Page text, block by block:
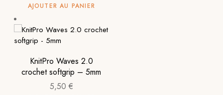
AJOUTER AU PANIER
KnitPro Waves 2.0
crochet softgrip – 5mm
5,50 €